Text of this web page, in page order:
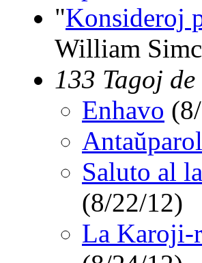
"Konsideroj
William
133 Tagoj
Enhavo
Saluto al
(8/22/12)
La Karoji-